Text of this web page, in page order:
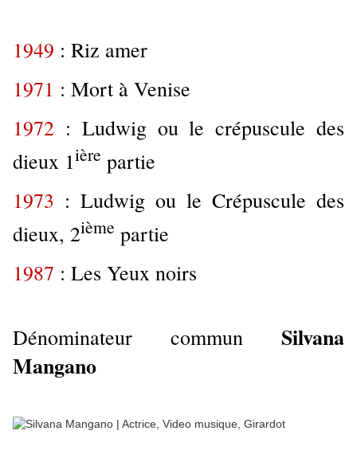
1949 : Riz amer
1971 : Mort à Venise
1972 : Ludwig ou le crépuscule des
dieux 1ière partie
1973 : Ludwig ou le Crépuscule des
dieux, 2ième partie
1987 : Les Yeux noirs
Dénominateur commun Silvana
Mangano